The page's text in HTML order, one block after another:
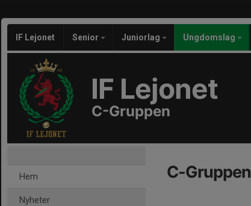
IF Lejonet Senior Juniorlag Ungdomslag
IF Lejonet
C-Gruppen
Hem
Nyheter
C-Gruppen